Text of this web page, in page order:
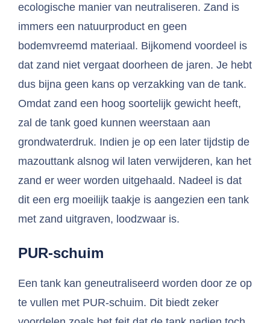
ecologische manier van neutraliseren. Zand is
immers een natuurproduct en geen
bodemvreemd materiaal. Bijkomend voordeel is
dat zand niet vergaat doorheen de jaren. Je hebt
dus bijna geen kans op verzakking van de tank.
Omdat zand een hoog soortelijk gewicht heeft,
zal de tank goed kunnen weerstaan aan
grondwaterdruk. Indien je op een later tijdstip de
mazouttank alsnog wil laten verwijderen, kan het
zand er weer worden uitgehaald. Nadeel is dat
dit een erg moeilijk taakje is aangezien een tank
met zand uitgraven, loodzwaar is.
PUR-schuim
Een tank kan geneutraliseerd worden door ze op
te vullen met PUR-schuim. Dit biedt zeker